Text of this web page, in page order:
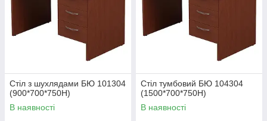
Стіл з шухлядами БЮ 101304
(900*700*750Н)
В наявності
Стіл тумбовий БЮ 104304
(1500*700*750Н)
В наявності